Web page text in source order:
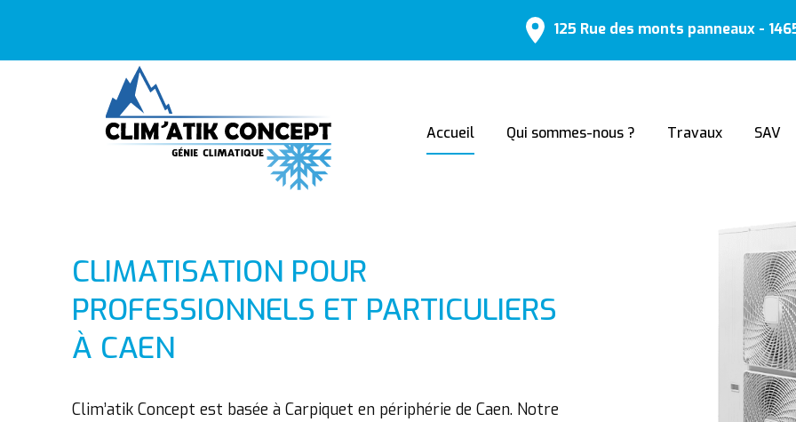
125 Rue des monts panneaux -
Accueil Qui sommes-nous ? Travaux SAV
CLIMATISATION POUR
PROFESSIONNELS ET PARTICULIERS
À CAEN
Clim’atik Concept est basée à Carpiquet en périphérie de Caen. Notre